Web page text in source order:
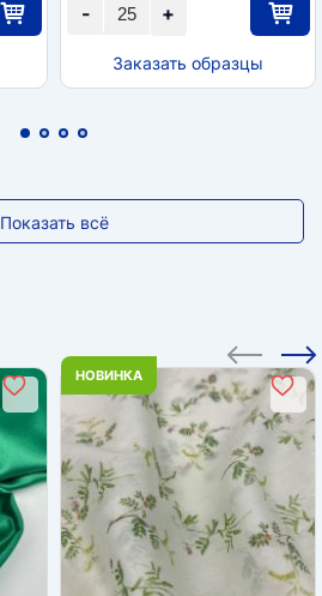
+
-
Заказать образцы
Показать всё
НОВИНКА